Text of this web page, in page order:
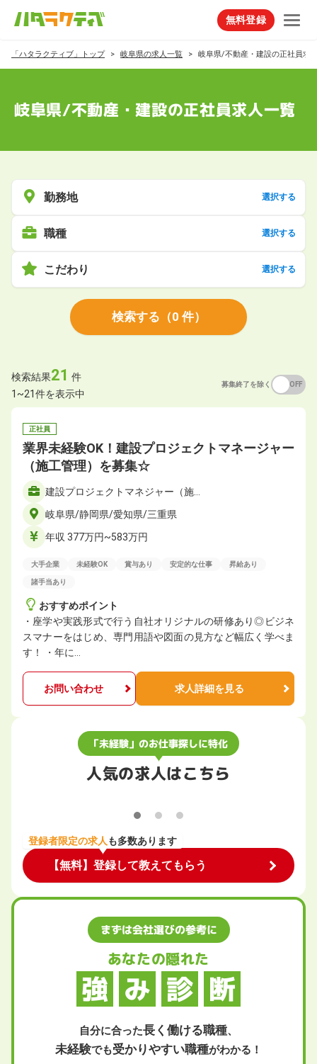
無料登録
「ハタラクティブ」トップ 岐阜県の求人一覧 岐阜県/不動産・建設の正社員求
岐阜県/不動産・建設の正社員求人一覧
勤務地 選択する
職種 選択する
こだわり 選択する
検索する （0 件）
検索結果21 件
1~21件を表示中
募集終了を除く OFF
正社員
業界未経験OK！建設プロジェクトマネージャー
（施工管理）を募集☆
建設プロジェクトマネジャー（施…
岐阜県/静岡県/愛知県/三重県
年収 377万円~583万円
大手企業 未経験OK 賞与あり 安定的な仕事 昇給あり
諸手当あり
おすすめポイント
・座学や実践形式で行う自社オリジナルの研修あり◎ビジネ
スマナーをはじめ、専門用語や図面の見方など幅広く学べま
す！ ・年に…
お問い合わせ 求人詳細を見る
「未経験」のお仕事探しに特化
人気の求人はこちら
登録者限定の求人も多数あります
【無料】登録して教えてもらう
まずは会社選びの参考に
あなたの隠れた
強 み 診 断
自分に合った長く働ける職種、
未経験でも受かりやすい職種がわかる！